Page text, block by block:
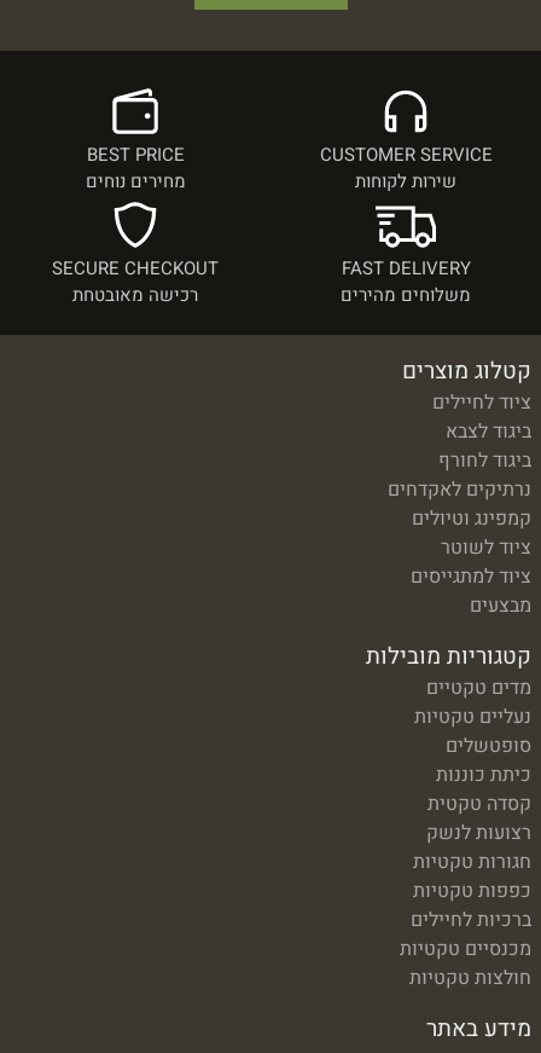
CUSTOMER SERVICE
שירות לקוחות
BEST PRICE
מחירים נוחים
FAST DELIVERY
משלוחים מהירים
SECURE CHECKOUT
רכישה מאובטחת
קטלוג מוצרים
ציוד לחיילים
ביגוד לצבא
ביגוד לחורף
נרתיקים לאקדחים
קמפינג וטיולים
ציוד לשוטר
ציוד למתגייסים
מבצעים
קטגוריות מובילות
מדים טקטיים
נעליים טקטיות
סופטשלים
כיתת כוננות
קסדה טקטית
רצועות לנשק
חגורות טקטיות
כפפות טקטיות
ברכיות לחיילים
מכנסיים טקטיות
חולצות טקטיות
מידע באתר